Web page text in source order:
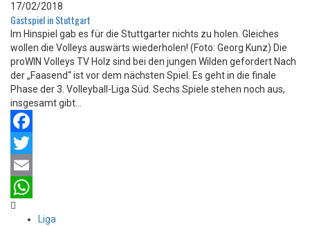
17/02/2018
Gastspiel in Stuttgart
Im Hinspiel gab es für die Stuttgarter nichts zu holen. Gleiches
wollen die Volleys auswärts wiederholen! (Foto: Georg Kunz) Die
proWIN Volleys TV Holz sind bei den jungen Wilden gefordert Nach
der „Faasend“ ist vor dem nächsten Spiel. Es geht in die finale
Phase der 3. Volleyball-Liga Süd. Sechs Spiele stehen noch aus,
insgesamt gibt...
Facebook
Twitter
Email
WhatsApp
Liga